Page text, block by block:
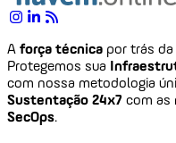
A força técnica por trás
Protegemos sua
com nossa metodologia
Sustentação 24x7 com as
SecOps.